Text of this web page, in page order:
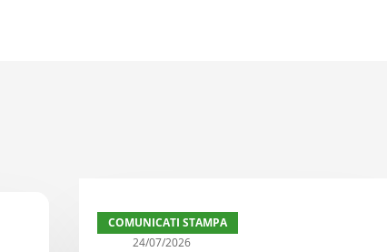
COMUNICATI STAMPA
troppi
24/07/2026